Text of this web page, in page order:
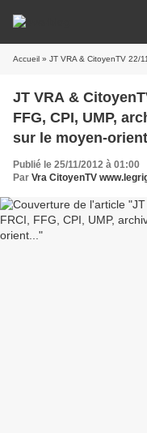
Accueil » JT VRA & CitoyenTV 22/11/12 -
JT VRA &
FFG, CPI, UMP,
sur le moyen-
Publié le 25/11/2012 à 01:00
Par Vra CitoyenTV